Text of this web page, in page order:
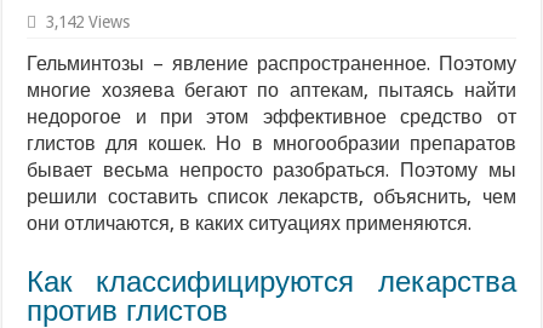
3,142 Views
Гельминтозы – явление распространенное. Поэтому
многие хозяева бегают по аптекам, пытаясь найти
недорогое и при этом эффективное средство от
глистов для кошек. Но в многообразии препаратов
бывает весьма непросто разобраться. Поэтому мы
решили составить список лекарств, объяснить, чем
они отличаются, в каких ситуациях применяются.
Как классифицируются лекарства
против глистов